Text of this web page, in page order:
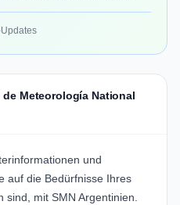
Meteorología National
und
auf die Bedürfnisse Ihres
sind, mit SMN Argentinien.